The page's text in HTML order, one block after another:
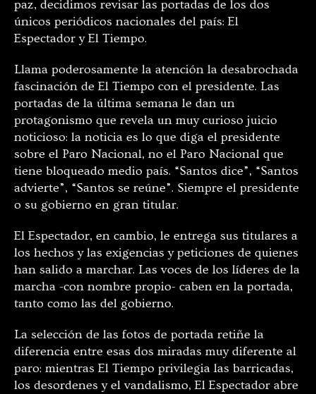
paz, decidimos revisar las portadas de los dos
únicos periódicos nacionales del país: El
Espectador y El Tiempo.
Llama poderosamente la atención la desabrochada
fascinación de El Tiempo con el presidente. Las
portadas de la última semana le dan un
protagonismo que revela un muy curioso juicio
noticioso: la noticia es lo que diga el presidente
sobre el Paro Nacional, no el Paro Nacional que
tiene bloqueado medio país. “Santos dice”, “Santos
advierte”, “Santos se reúne”. Siempre el presidente
o su gobierno en gran titular.
El Espectador, en cambio, le entrega sus titulares a
los hechos y las exigencias y peticiones de quienes
han salido a marchar. Las voces de los líderes de la
marcha -con nombre propio- caben en la portada,
tanto como las del gobierno.
La selección de las fotos de portada retiñe la
diferencia entre esas dos miradas muy diferente al
paro: mientras El Tiempo privilegia las barricadas,
los desordenes y el vandalismo, El Espectador abre